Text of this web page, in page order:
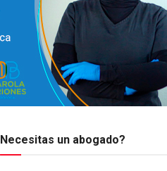
Necesitas un abogado?